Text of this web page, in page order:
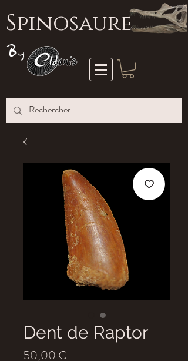
Spinosaure
Dent de Raptor
50,00 €